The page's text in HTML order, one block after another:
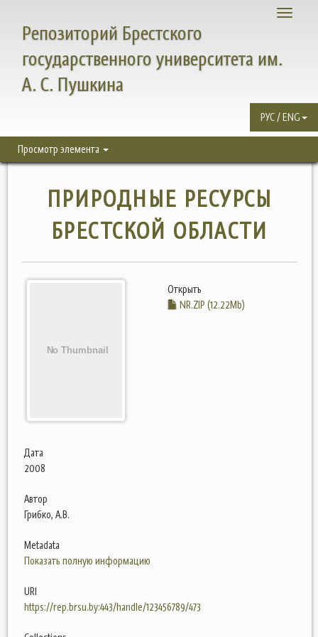
Toggle
Репозиторий Брестского
государственного университета им.
А. С. Пушкина
РУС / ENG
Просмотр элемента
ПРИРОДНЫЕ РЕСУРСЫ
БРЕСТСКОЙ ОБЛАСТИ
Открыть
NR.ZIP (12.22Mb)
Дата
2008
Автор
Грибко, А.В.
Metadata
Показать полную информацию
URI
https://rep.brsu.by:443/handle/123456789/473